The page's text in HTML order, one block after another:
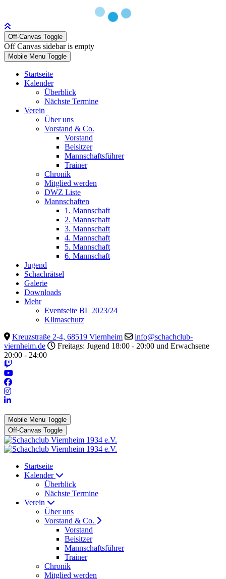
Off-Canvas Toggle
Off Canvas sidebar is empty
Mobile Menu Toggle
Startseite
Kalender
Überblick
Nächste Termine
Verein
Über uns
Vorstand & Co.
Vorstand
Beisitzer
Mannschaftsführer
Trainer
Chronik
Mitglied werden
DWZ Liste
Mannschaften
1. Mannschaft
2. Mannschaft
3. Mannschaft
4. Mannschaft
5. Mannschaft
6. Mannschaft
Jugend
Schachrätsel
Galerie
Downloads
Mehr
Eventseite BL 2023/24
Klimaschutz
Kreuzstraße 2-4, 68519 Viernheim
info@schachclub-
viernheim.de
Freitags: Jugend 18:00 - 20:00 und Erwachsene
20:00 - 24:00
Mobile Menu Toggle
Off-Canvas Toggle
Startseite
Kalender
Überblick
Nächste Termine
Verein
Über uns
Vorstand & Co.
Vorstand
Beisitzer
Mannschaftsführer
Trainer
Chronik
Mitglied werden